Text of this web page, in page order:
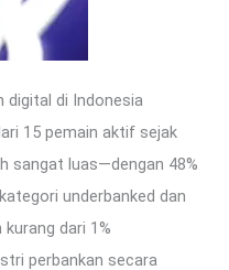
digital di Indonesia
15 pemain aktif sejak
sangat luas—dengan 48%
underbanked dan
dari 1%
perbankan secara